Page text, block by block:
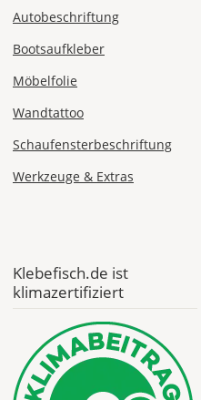
1,99 EUR
Produktionsaufschlag
Versandkosten 1,99
Priority
18.08.
ab 7,98
Produktionsaufschlag
ab 5,99 EUR*
Versandkosten 1,99
EUR
Autobeschriftung
Bootsaufkleber
Möbelfolie
Wandtattoo
Schaufensterbeschriftung
Werkzeuge & Extras
Klebefisch.de ist
klimazertifiziert